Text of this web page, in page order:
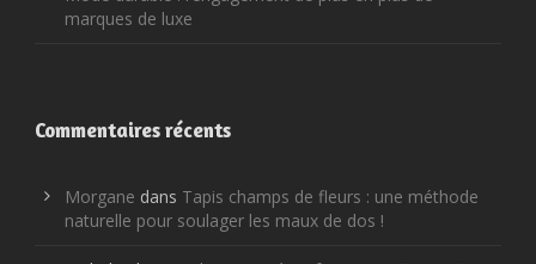
marques de luxe
Commentaires récents
Morgane dans Tapis champs de fleurs : une méthode
naturelle pour soulager les maux de dos !